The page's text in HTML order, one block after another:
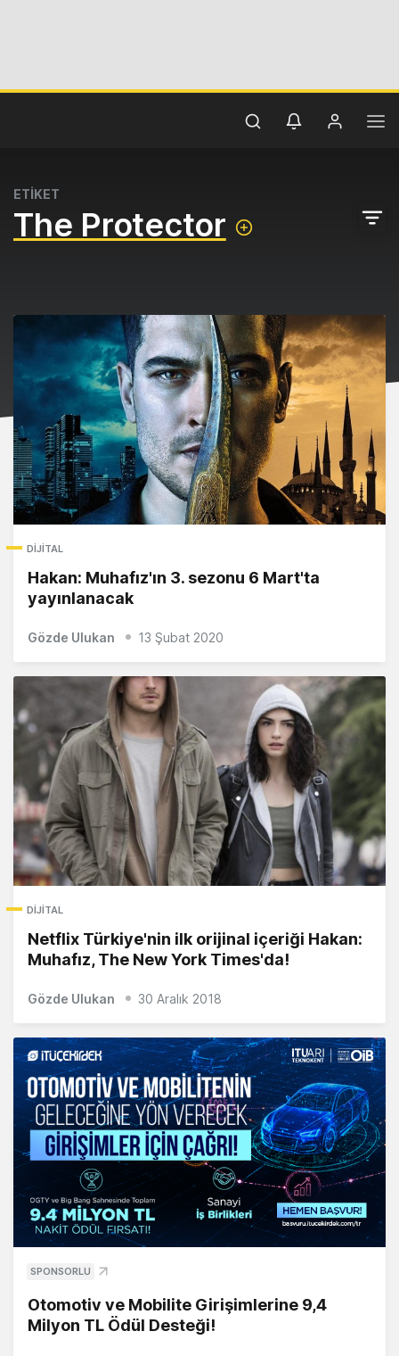
ETİKET
The Protector
DIJITAL
Hakan: Muhafız'ın 3. sezonu 6 Mart'ta
yayınlanacak
Gözde Ulukan 13 Şubat 2020
DIJITAL
Netflix Türkiye'nin ilk orijinal içeriği Hakan:
Muhafız, The New York Times'da!
Gözde Ulukan 30 Aralık 2018
SPONSORLU
Otomotiv ve Mobilite Girişimlerine 9,4
Milyon TL Ödül Desteği!